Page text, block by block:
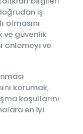
iş
olmasını
ve güvenlik
önlemeyi ve
korumak,
koşullarını
en iyi